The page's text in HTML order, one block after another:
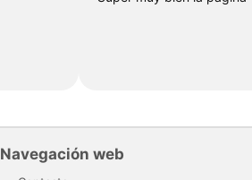
Navegación web